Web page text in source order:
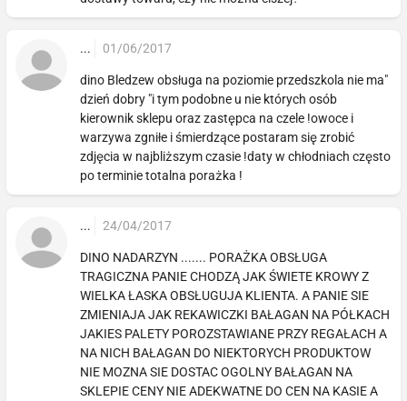
... 01/06/2017
dino Bledzew obsługa na poziomie przedszkola nie ma"
dzień dobry "i tym podobne u nie których osób
kierownik sklepu oraz zastępca na czele !owoce i
warzywa zgniłe i śmierdzące postaram się zrobić
zdjęcia w najbliższym czasie !daty w chłodniach często
po terminie totalna porażka !
... 24/04/2017
DINO NADARZYN ....... PORAŻKA OBSŁUGA
TRAGICZNA PANIE CHODZĄ JAK ŚWIETE KROWY Z
WIELKA ŁASKA OBSŁUGUJA KLIENTA. A PANIE SIE
ZMIENIAJA JAK REKAWICZKI BAŁAGAN NA PÓŁKACH
JAKIES PALETY POROZSTAWIANE PRZY REGAŁACH A
NA NICH BAŁAGAN DO NIEKTORYCH PRODUKTOW
NIE MOZNA SIE DOSTAC OGOLNY BAŁAGAN NA
SKLEPIE CENY NIE ADEKWATNE DO CEN NA KASIE A